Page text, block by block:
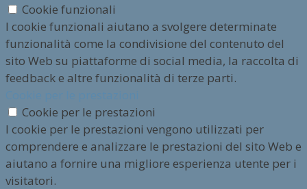
Cookie funzionali
I cookie funzionali aiutano a svolgere determinate
funzionalità come la condivisione del contenuto del
sito Web su piattaforme di social media, la raccolta di
feedback e altre funzionalità di terze parti.
Cookie per le prestazioni
I cookie per le prestazioni vengono utilizzati per
comprendere e analizzare le prestazioni del sito Web e
aiutano a fornire una migliore esperienza utente per i
visitatori.